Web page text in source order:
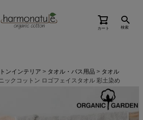
カート 検索
ンインテリア タオル・バス用品
タオル
ックコットン ロゴフェイスタオル 彩土染め